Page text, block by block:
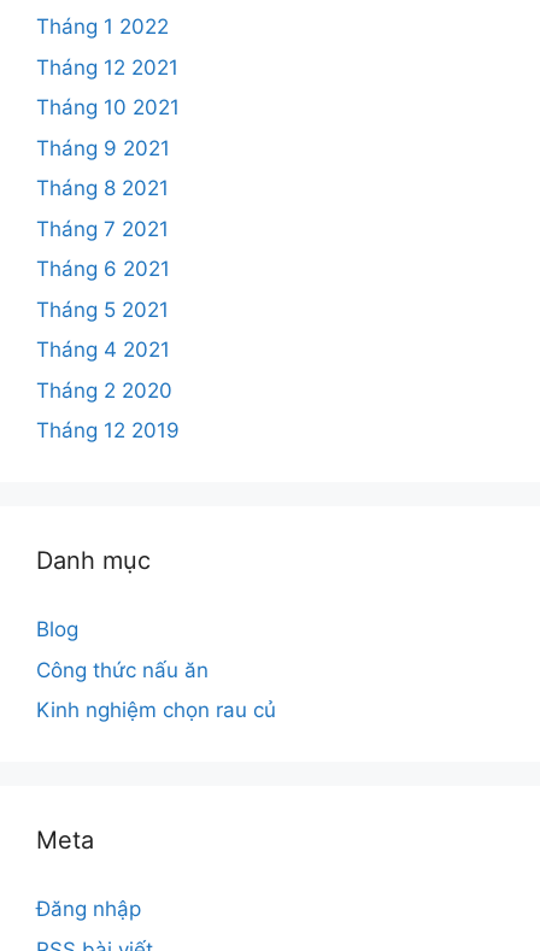
Tháng 1 2022
Tháng 12 2021
Tháng 10 2021
Tháng 9 2021
Tháng 8 2021
Tháng 7 2021
Tháng 6 2021
Tháng 5 2021
Tháng 4 2021
Tháng 2 2020
Tháng 12 2019
Danh mục
Blog
Công thức nấu ăn
Kinh nghiệm chọn rau củ
Meta
Đăng nhập